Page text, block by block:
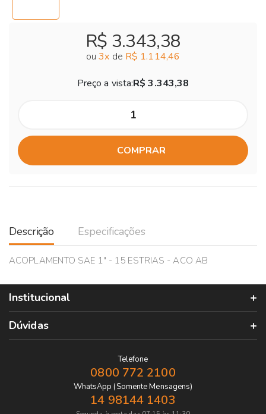
R$ 3.343,38
ou3x de R$ 1.114,46
Preço a vista:R$ 3.343,38
COMPRAR
Descrição Especificações
ACOPLAMENTO SAE 1" - 15 ESTRIAS - ACO AB
Institucional
Dúvidas
Telefone
0800 772 2100
WhatsApp (Somente Mensagens)
14 98144 1403